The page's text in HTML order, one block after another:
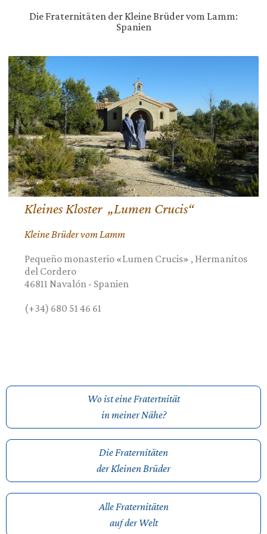
Die Fraternitäten der Kleine Brüder vom Lamm:
Spanien
Kleines Kloster „Lumen Crucis“
Kleine Brüder vom Lamm
Pequeño monasterio «Lumen Crucis» , Hermanitos
del Cordero
46811 Navalón - Spanien
(+34) 680 51 46 61
Wo ist eine Fratertnität
in meiner Nähe?
Die Fraternitäten
der Kleinen Brüder
Alle Fraternitäten
auf der Welt